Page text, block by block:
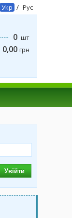
Укр / Рус
0 шт
0,00 грн
Увійти